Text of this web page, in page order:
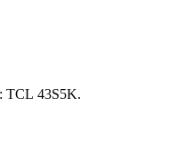
TCL 43S5K.